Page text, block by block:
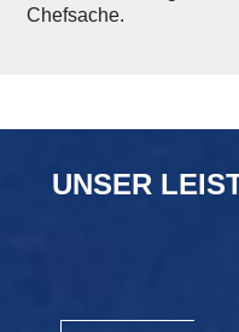
Chefsache.
UNSER